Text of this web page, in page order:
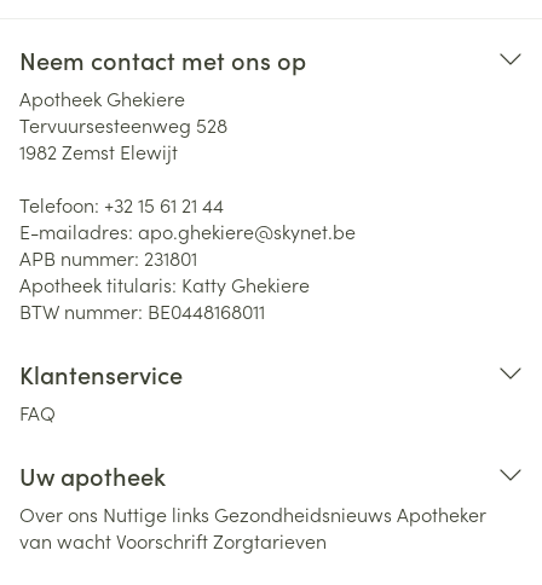
Neem contact met ons op
Apotheek Ghekiere
Tervuursesteenweg 528
1982 Zemst Elewijt
Telefoon: +32 15 61 21 44
E-mailadres: apo.ghekiere@skynet.be
APB nummer: 231801
Apotheek titularis: Katty Ghekiere
BTW nummer: BE0448168011
Klantenservice
FAQ
Uw apotheek
Over ons Nuttige links Gezondheidsnieuws Apotheker
van wachtVoorschriftZorgtarieven